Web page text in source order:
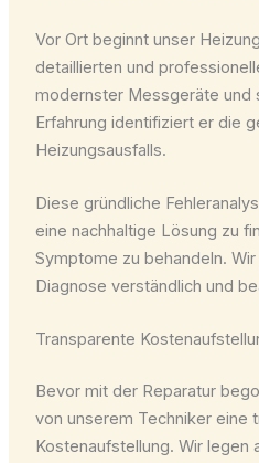
Vor Ort beginnt unser
detaillierten und
modernster Messgeräte und
Erfahrung identifiziert er die
Heizungsausfalls.
Diese gründliche
eine nachhaltige Lösung zu
Symptome zu behandeln.
Diagnose verständlich und
Transparente
Bevor mit der Reparatur
von unserem Techniker eine
Kostenaufstellung. Wir legen